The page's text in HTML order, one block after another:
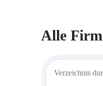
Alle